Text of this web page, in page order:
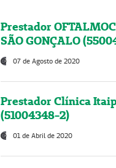
Prestador
SÃO GONÇALO
07 de Agosto de 2020
Prestador Clínica
(51004348-2)
01 de Abril de 2020